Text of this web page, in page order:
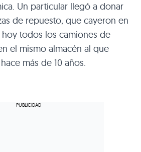
Un particular llegó a donar
de repuesto, que cayeron en
todos los camiones de
el mismo almacén al que
más de 10 años.